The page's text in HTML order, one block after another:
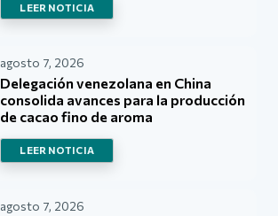
LEER NOTICIA
agosto 7, 2026
Delegación venezolana en China
consolida avances para la producción
de cacao fino de aroma
LEER NOTICIA
agosto 7, 2026